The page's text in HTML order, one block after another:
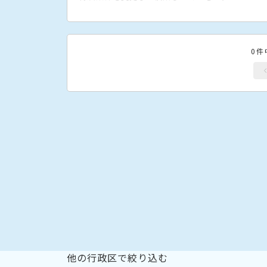
0件
他の行政区で絞り込む